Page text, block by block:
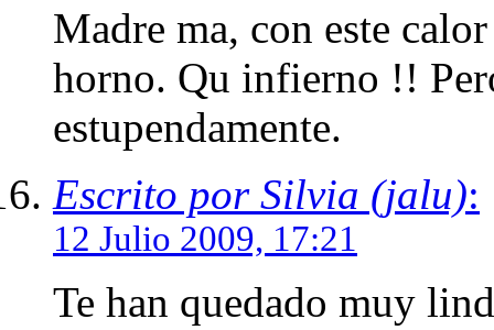
Madre ma, con este
horno. Qu infierno !!
estupendamente.
Escrito por Silvia (jalu):
12 Julio 2009, 17:21
Te han quedado muy